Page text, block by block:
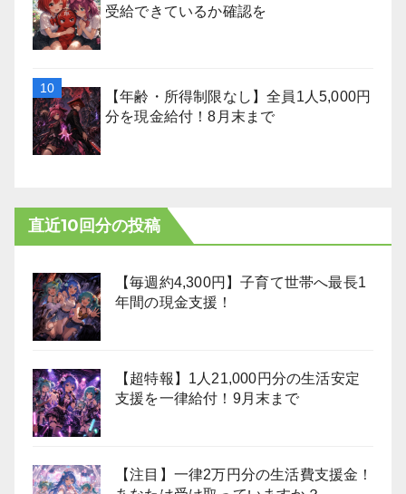
受給できているか確認を
【年齢・所得制限なし】全員1人5,000円
分を現金給付！8月末まで
直近10回分の投稿
【毎週約4,300円】子育て世帯へ最長1
年間の現金支援！
【超特報】1人21,000円分の生活安定
支援を一律給付！9月末まで
【注目】一律2万円分の生活費支援金！